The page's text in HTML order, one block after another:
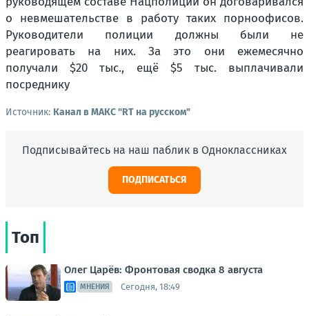
о невмешательстве в работу таких порноофисов.
Руководители полиции должны были не
реагировать на них. За это они ежемесячно
получали $20 тыс., ещё $5 тыс. выплачивали
посреднику
Источник: Канал в МАКС "RT на русском"
Подписывайтесь на наш паблик в Одноклассниках
ПОДПИСАТЬСЯ
Топ
Олег Царёв: Фронтовая сводка 8 августа
МНЕНИЯ Сегодня, 18:49